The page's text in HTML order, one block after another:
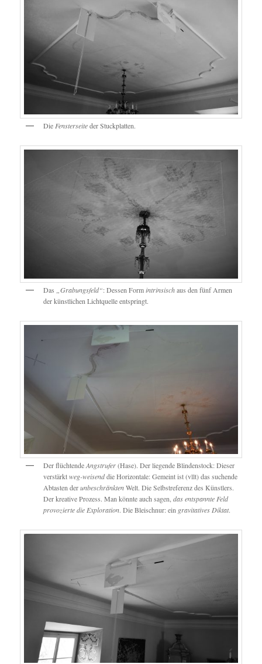
Die Fensterseiteder Stuckplatten.
Das „Grabungsfeld“: Dessen Formintrinsischaus den fünf Armen
der künstlichen Lichtquelle entspringt.
Der flüchtendeAngstrufer(Hase). Der liegende Blindenstock: Dieser
verstärktweg-weisenddie Horizontale: Gemeint ist (vllt) das suchende
Abtasten derunbeschränktenWelt. Die Selbstreferenz des Künstlers.
Der kreative Prozess. Man könnte auch sagen,das entspannte Feld
provozierte die Exploration. Die Bleischnur: ein gravitatives Diktat.